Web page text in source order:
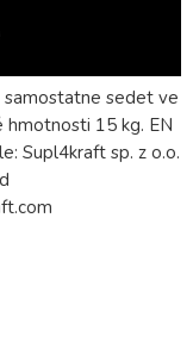
sedet ve
15 kg. EN
Supl4kraft sp. z o.o.